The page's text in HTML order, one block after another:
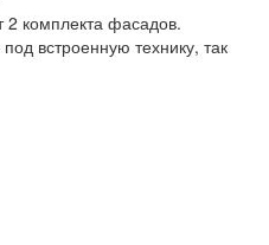
комплекта фасадов.
встроенную технику, так